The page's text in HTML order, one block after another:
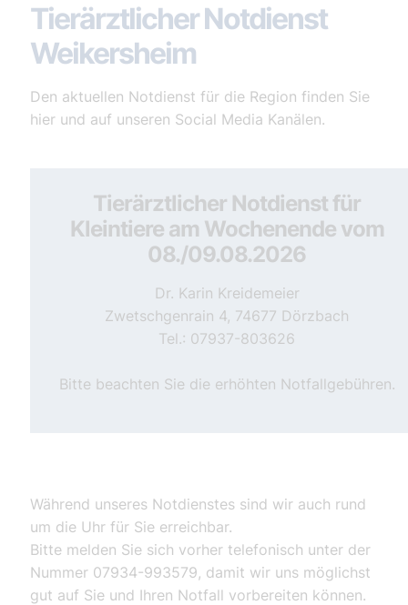
Tierärztlicher Notdienst
Weikersheim
Den aktuellen Notdienst für die Region finden Sie
hier und auf unseren Social Media Kanälen.
Tierärztlicher Notdienst für
Kleintiere am Wochenende vom
08./09.08.2026
Dr. Karin Kreidemeier
Zwetschgenrain 4, 74677 Dörzbach
Tel.: 07937-803626
Bitte beachten Sie die erhöhten Notfallgebühren.
Während unseres Notdienstes sind wir auch rund
um die Uhr für Sie erreichbar.
Bitte melden Sie sich vorher telefonisch unter der
Nummer 07934-993579, damit wir uns möglichst
gut auf Sie und Ihren Notfall vorbereiten können.